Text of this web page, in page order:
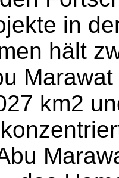
in
hält
km2